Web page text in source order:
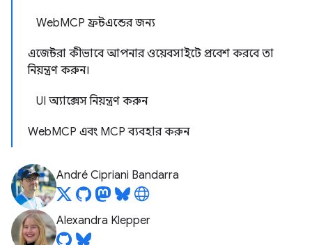
WebMCP ফ্রন্টএন্ডের জন্য
এজেন্টরা কীভাবে আপনার ওয়েবসাইটে প্রবেশ করবে তা
নিয়ন্ত্রণ করুন।
UI অ্যাক্সেস নিয়ন্ত্রণ করুন
WebMCP এবং MCP ব্যবহার করুন
André Cipriani Bandarra
Alexandra Klepper